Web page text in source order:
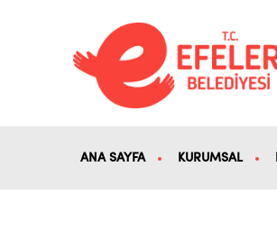
ANA SAYFA KURUMSAL